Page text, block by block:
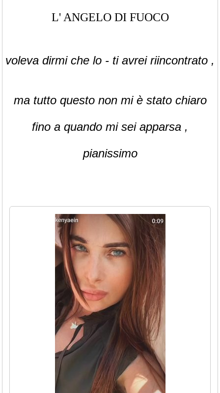
L' ANGELO DI FUOCO
voleva dirmi che lo - ti avrei riincontrato ,
ma tutto questo non mi è stato chiaro
fino a quando mi sei apparsa ,
pianissimo